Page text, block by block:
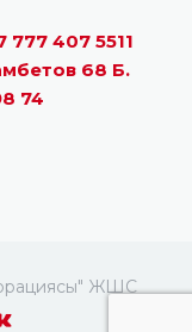
777 407 5511
68 Б.
74
ЖШС